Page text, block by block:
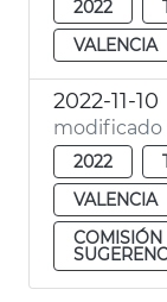
2022
VALENCIA
2022-11-10
modificado
2022
VALENCIA
COMISIÓN